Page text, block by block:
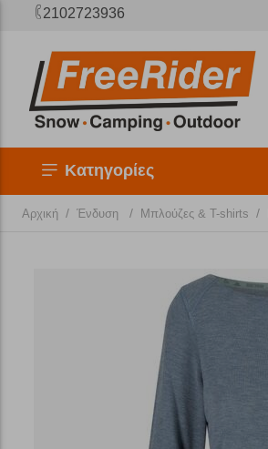
2102723936
Κατηγορίες
Αρχική / Ένδυση / Μπλούζες & T-shirts /